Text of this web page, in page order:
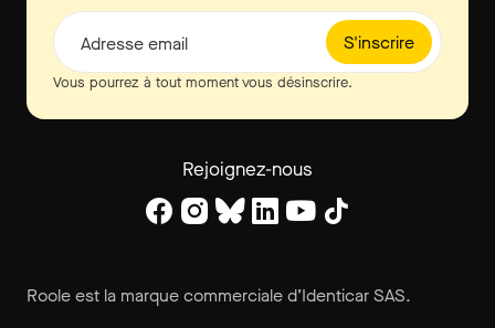
S'inscrire
Adresse email
Vous pourrez à tout moment vous désinscrire.
Rejoignez-nous
Roole est la marque commerciale d’Identicar SAS.